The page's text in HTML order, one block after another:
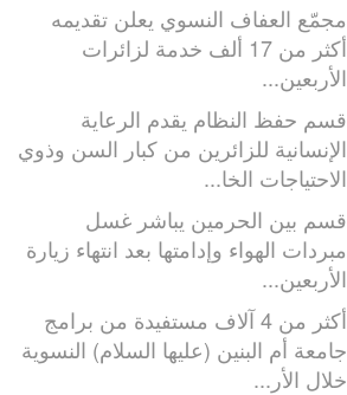
مجمّع العفاف النسوي يعلن تقديمه
أكثر من 17 ألف خدمة لزائرات
الأربعين...
قسم حفظ النظام يقدم الرعاية
الإنسانية للزائرين من كبار السن وذوي
الاحتياجات الخا...
قسم بين الحرمين يباشر غسل
مبردات الهواء وإدامتها بعد انتهاء زيارة
الأربعين...
أكثر من 4 آلاف مستفيدة من برامج
جامعة أم البنين (عليها السلام) النسوية
خلال الأر...